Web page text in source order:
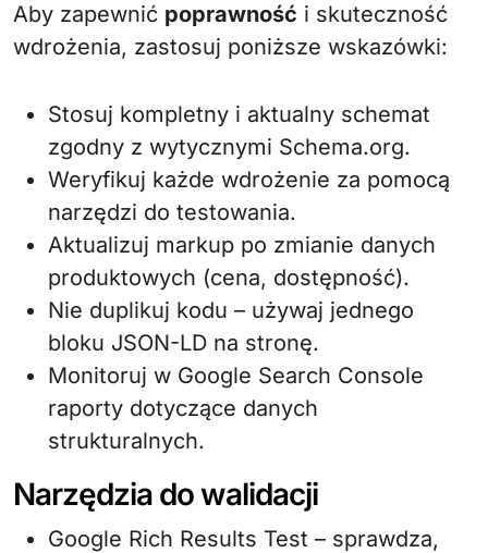
Aby zapewnić poprawność i skuteczność
wdrożenia, zastosuj poniższe wskazówki:
Stosuj kompletny i aktualny schemat
zgodny z wytycznymi Schema.org.
Weryfikuj każde wdrożenie za pomocą
narzędzi do testowania.
Aktualizuj markup po zmianie danych
produktowych (cena, dostępność).
Nie duplikuj kodu – używaj jednego
bloku JSON-LD na stronę.
Monitoruj w Google Search Console
raporty dotyczące danych
strukturalnych.
Narzędzia do walidacji
Google Rich Results Test – sprawdza,